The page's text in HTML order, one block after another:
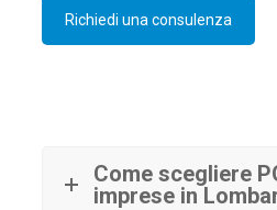
Richiedi una consulenza
Come scegliere
imprese in